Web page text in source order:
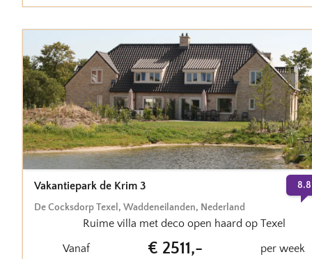
Vakantiepark de Krim 3
De Cocksdorp Texel , Waddeneilanden, Nederland
8.8
Ruime villa met deco open haard op Texel
Vanaf
€ 2511,- per week